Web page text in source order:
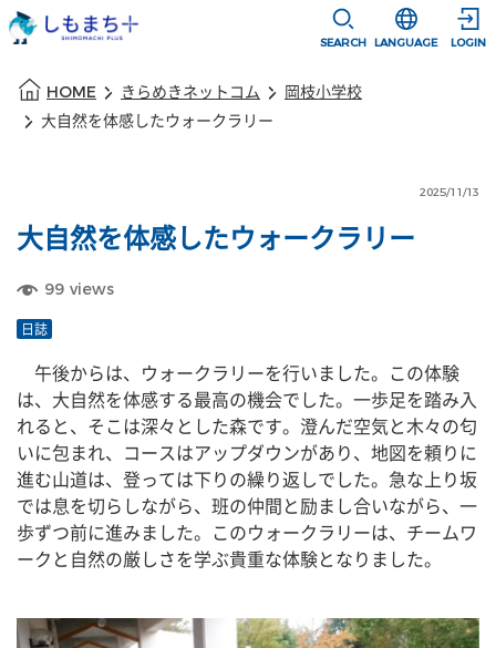
SEARCH
選択すると言
LANGUAGE LOGIN
HOME きらめきネットコム
岡枝小学校
大自然を体感したウォークラリー
2025/11/13
大自然を体感したウォークラリー
99 views
日誌
午後からは、ウォークラリーを行いました。この体験
は、大自然を体感する最高の機会でした。一歩足を踏み入
れると、そこは深々とした森です。澄んだ空気と木々の匂
いに包まれ、コースはアップダウンがあり、地図を頼りに
進む山道は、登っては下りの繰り返しでした。急な上り坂
では息を切らしながら、班の仲間と励まし合いながら、一
歩ずつ前に進みました。このウォークラリーは、チームワ
ークと自然の厳しさを学ぶ貴重な体験となりました。